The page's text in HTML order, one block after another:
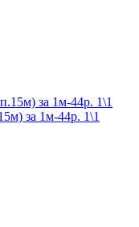
за 1м-44р. 1\1